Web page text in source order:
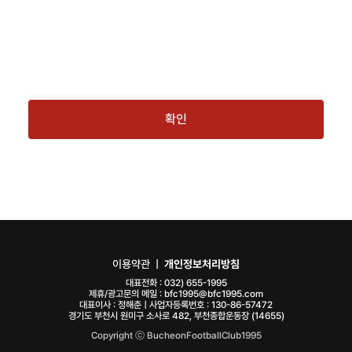
확인
이용약관 개인정보처리방침
대표전화 : 032) 655-1995
제휴/광고문의 메일 : bfc1995@bfc1995.com
대표이사 : 정해춘ㅣ사업자등록번호 : 130-86-57472
경기도 부천시 원미구 소사로 482, 부천종합운동장 (14655)
Copyright ⓒ BucheonFootballClub1995